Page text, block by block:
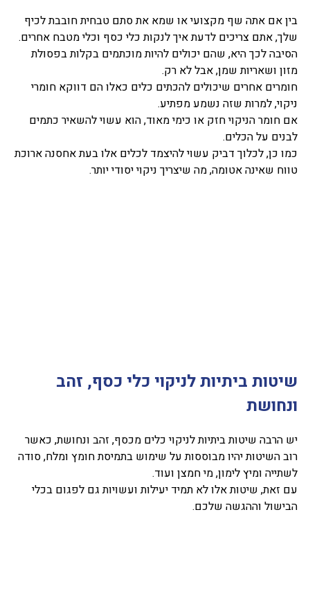
בין אם אתה שף מקצועי או שמא את סתם טבחית חובבת לכיף
שלך, אתם צריכים לדעת איך לנקות כלי כסף וכלי מטבח אחרים.
הסיבה לכך היא, שהם יכולים להיות מוכתמים בקלות בפסולת
מזון ושאריות שמן, אבל לא רק.
חומרים אחרים שיכולים להכתים כלים כאלו הם דווקא חומרי
ניקוי, למרות שזה נשמע מפתיע.
אם חומר הניקוי חזק או כימי מאוד, הוא עשוי להשאיר כתמים
לבנים על הכלים.
כמו כן, לכלוך דביק עשוי להיצמד לכלים אלו בעת אחסנה ארוכת
טווח שאינה אטומה, מה שיצריך ניקוי יסודי יותר.
שיטות ביתיות לניקוי כלי כסף, זהב
ונחושת
יש הרבה שיטות ביתיות לניקוי כלים מכסף, זהב ונחושת, כאשר
רוב השיטות יהיו מבוססות על שימוש בתמיסת חומץ ומלח, סודה
לשתייה ומיץ לימון, מי חמצן ועוד.
עם זאת, שיטות אלו לא תמיד יעילות ועשויות גם לפגום בכלי
הבישול וההגשה שלכם.